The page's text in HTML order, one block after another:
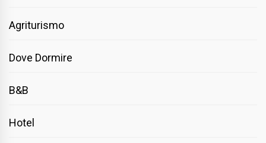
Agriturismo
Dove Dormire
B&B
Hotel